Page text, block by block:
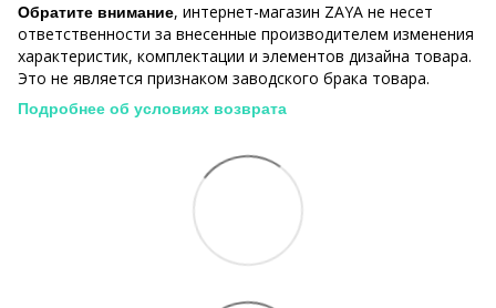
Обратите внимание, интернет-магазин ZAYA не несет
ответственности за внесенные производителем изменения
характеристик, комплектации и элементов дизайна товара.
Это не является признаком заводского брака товара.
Подробнее об условиях возврата